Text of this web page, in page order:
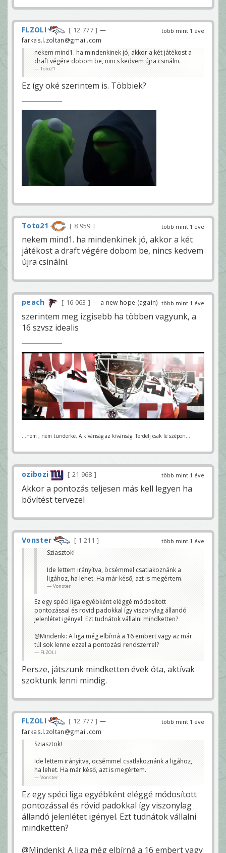
több mint 1 éve
FLZOLI 12 777
—
farkas.l.zoltan@gmail.com
nekem mind1. ha mindenkinek jó, akkor a két játékost a
draft végére dobom be, nincs kedvem újra csinálni.
Toto21
Ez így oké szerintem is. Többiek?
több mint 1 éve
Toto21 8 959
nekem mind1. ha mindenkinek jó, akkor a két
játékost a draft végére dobom be, nincs kedvem
újra csinálni.
több mint 1 éve
peach 16 063 — a new hope (again)
szerintem meg izgisebb ha többen vagyunk, a
16 szvsz idealis
...nem , nem tündérke. A kívánság az kívánság. Térdelj csak le szépen...
több mint 1 éve
ozibozi 21 968
Akkor a pontozás teljesen más kell legyen ha
bővítést tervezel
több mint 1 éve
Vonster
1 211
Sziasztok!
Ide lettem irányítva, öcsémmel csatlakoznánk a
ligához, ha lehet. Ha már késő, azt is megértem.
Vonster
Ez egy spéci liga egyébként eléggé módosított
pontozással és rövid padokkal így viszonylag állandó
jelenlétet igényel. Ezt tudnátok vállalni mindketten?
@Mindenki: A liga még elbírná a 16 embert vagy az már
túl sok lenne ezzel a pontozási rendszerrel?
FLZOLI
Persze, játszunk mindketten évek óta, aktívak
szoktunk lenni mindig.
több mint 1 éve
FLZOLI 12 777
—
farkas.l.zoltan@gmail.com
Sziasztok!
Ide lettem irányítva, öcsémmel csatlakoznánk a ligához,
ha lehet. Ha már késő, azt is megértem.
Vonster
Ez egy spéci liga egyébként eléggé módosított
pontozással és rövid padokkal így viszonylag
állandó jelenlétet igényel. Ezt tudnátok vállalni
mindketten?
@Mindenki: A liga még elbírná a 16 embert vagy